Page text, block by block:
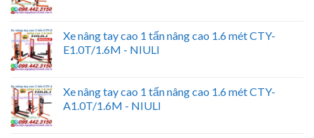
Xe nâng tay cao 1 tấn nâng cao 1.6 mét CTY-
E1.0T/1.6M - NIULI
Xe nâng tay cao 1 tấn nâng cao 1.6 mét CTY-
A1.0T/1.6M - NIULI